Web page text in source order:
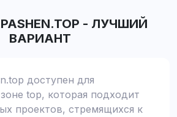
- ЛУЧШИЙ
ВАРИАНТ
доступен для
top, которая подходит
проектов, стремящихся к